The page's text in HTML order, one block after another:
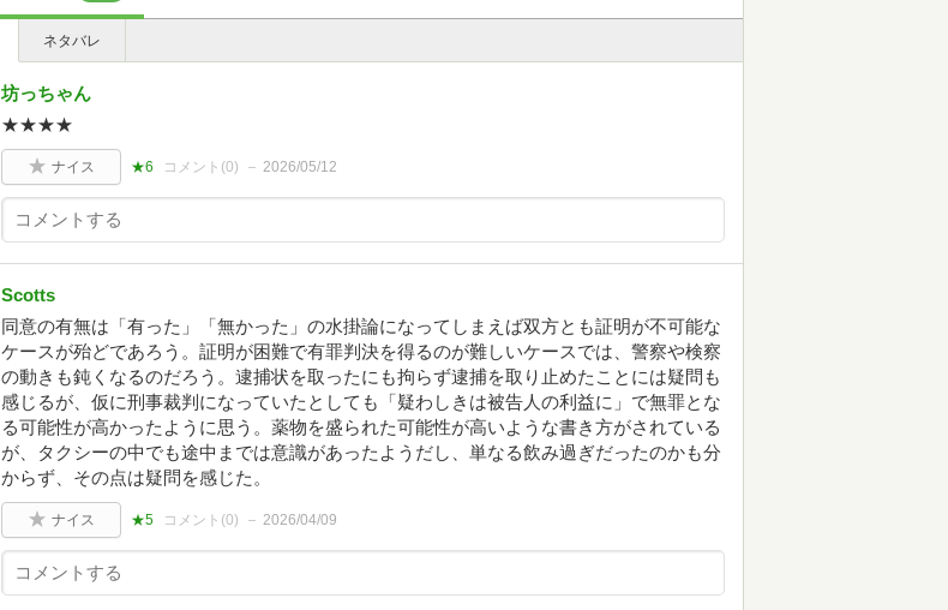
ネタバレ
坊っちゃん
★★★★
ナイス ★6 コメント(0) 2026/05/12
Scotts
同意の有無は「有った」「無かった」の水掛論になってしまえば双方とも証明が不可能な
ケースが殆どであろう。証明が困難で有罪判決を得るのが難しいケースでは、警察や検察
の動きも鈍くなるのだろう。逮捕状を取ったにも拘らず逮捕を取り止めたことには疑問も
感じるが、仮に刑事裁判になっていたとしても「疑わしきは被告人の利益に」で無罪とな
る可能性が高かったように思う。薬物を盛られた可能性が高いような書き方がされている
が、タクシーの中でも途中までは意識があったようだし、単なる飲み過ぎだったのかも分
からず、その点は疑問を感じた。
ナイス ★5 コメント(0) 2026/04/09